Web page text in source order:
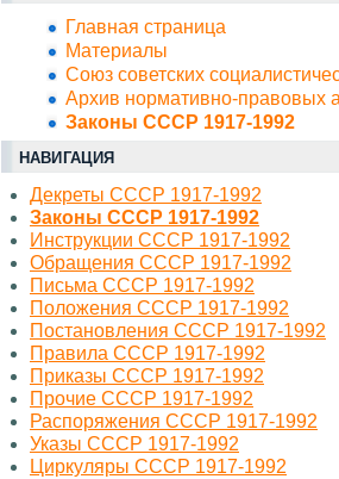
Главная страница
Материалы
Союз советских
Архив нормативно-правовых
Законы СССР 1917-1992
НАВИГАЦИЯ
Декреты СССР 1917-1992
Законы СССР 1917-1992
Инструкции СССР 1917-1992
Обращения СССР 1917-1992
Письма СССР 1917-1992
Положения СССР 1917-1992
Постановления СССР 1917-1992
Правила СССР 1917-1992
Приказы СССР 1917-1992
Прочие СССР 1917-1992
Распоряжения СССР 1917-1992
Указы СССР 1917-1992
Циркуляры СССР 1917-1992